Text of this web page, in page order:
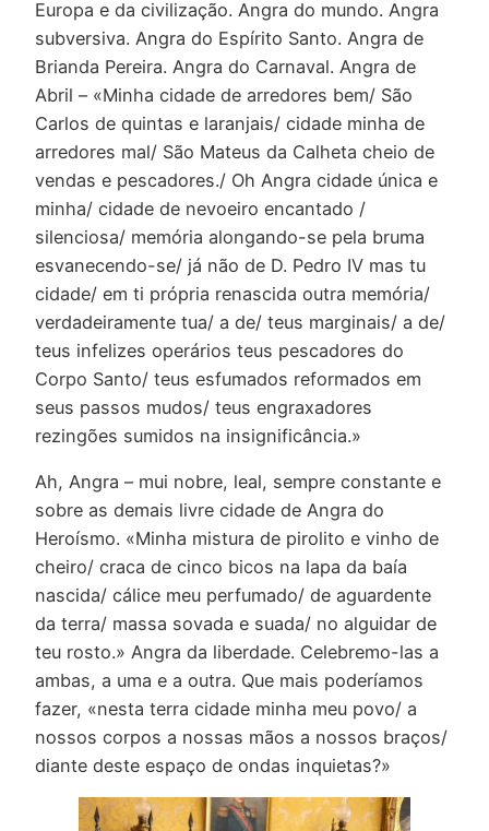
Europa e da civilização. Angra do mundo. Angra
subversiva. Angra do Espírito Santo. Angra de
Brianda Pereira. Angra do Carnaval. Angra de
Abril – «Minha cidade de arredores bem/ São
Carlos de quintas e laranjais/ cidade minha de
arredores mal/ São Mateus da Calheta cheio de
vendas e pescadores./ Oh Angra cidade única e
minha/ cidade de nevoeiro encantado /
silenciosa/ memória alongando-se pela bruma
esvanecendo-se/ já não de D. Pedro IV mas tu
cidade/ em ti própria renascida outra memória/
verdadeiramente tua/ a de/ teus marginais/ a de/
teus infelizes operários teus pescadores do
Corpo Santo/ teus esfumados reformados em
seus passos mudos/ teus engraxadores
rezingões sumidos na insignificância.»
Ah, Angra – mui nobre, leal, sempre constante e
sobre as demais livre cidade de Angra do
Heroísmo. «Minha mistura de pirolito e vinho de
cheiro/ craca de cinco bicos na lapa da baía
nascida/ cálice meu perfumado/ de aguardente
da terra/ massa sovada e suada/ no alguidar de
teu rosto.» Angra da liberdade. Celebremo-las a
ambas, a uma e a outra. Que mais poderíamos
fazer, «nesta terra cidade minha meu povo/ a
nossos corpos a nossas mãos a nossos braços/
diante deste espaço de ondas inquietas?»